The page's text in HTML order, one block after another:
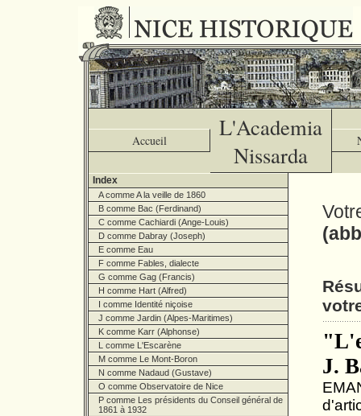
Accueil
L'Academia
Nissarda
Index
A comme A la veille de 1860
B comme Bac (Ferdinand)
C comme Cachiardi (Ange-Louis)
D comme Dabray (Joseph)
E comme Eau
F comme Fables, dialecte
G comme Gag (Francis)
H comme Hart (Alfred)
I comme Identité niçoise
J comme Jardin (Alpes-Maritimes)
K comme Karr (Alphonse)
L comme L'Escarène
M comme Le Mont-Boron
N comme Nadaud (Gustave)
O comme Observatoire de Nice
P comme Les présidents du Conseil général de
1861 à 1932
J.